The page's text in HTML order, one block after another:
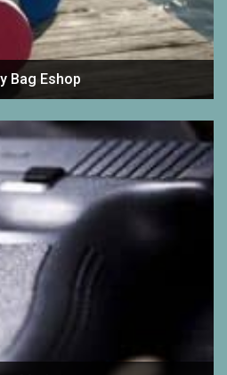
Bag Eshop